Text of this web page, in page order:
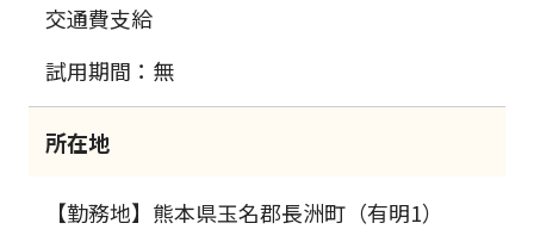
交通費支給
試用期間：無
所在地
【勤務地】熊本県玉名郡長洲町（有明1）